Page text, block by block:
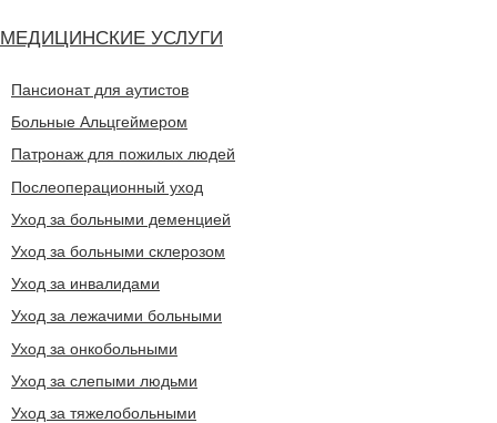
МЕДИЦИНСКИЕ УСЛУГИ
Пансионат для аутистов
Больные Альцгеймером
Патронаж для пожилых людей
Послеоперационный уход
Уход за больными деменцией
Уход за больными склерозом
Уход за инвалидами
Уход за лежачими больными
Уход за онкобольными
Уход за слепыми людьми
Уход за тяжелобольными